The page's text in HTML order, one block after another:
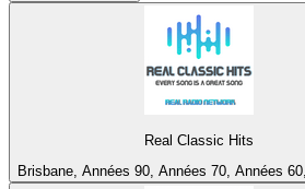
Real Classic Hits
Brisbane, Années 90, Années 70, Années